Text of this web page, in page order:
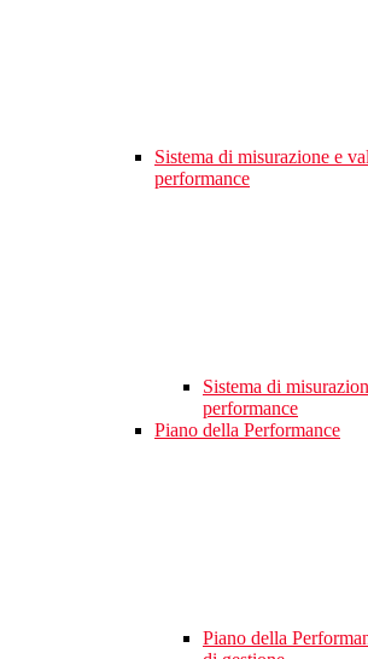
Sistema di misurazione e
performance
Sistema di
performance
Piano della Performance
Piano della